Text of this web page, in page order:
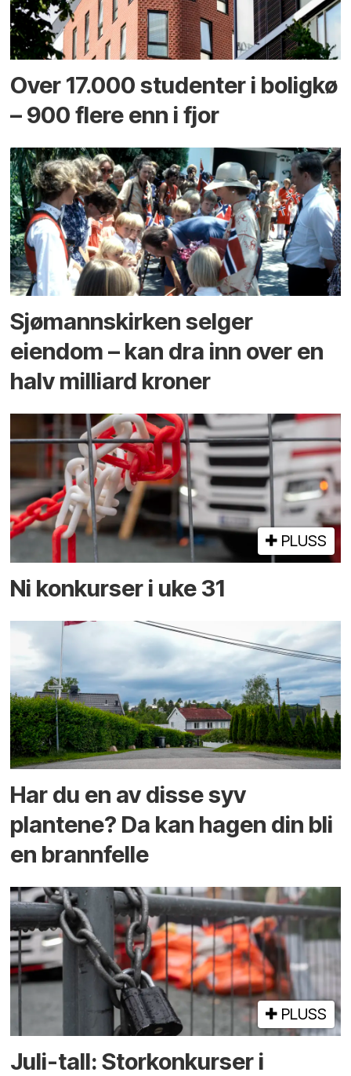
Over 17.000 studenter i boligkø
– 900 flere enn i fjor
Sjømannskirken selger
eiendom – kan dra inn over en
halv milliard kroner
PLUSS
Ni konkurser i uke 31
Har du en av disse syv
plantene? Da kan hagen din bli
en brannfelle
PLUSS
Juli-tall: Storkonkurser i